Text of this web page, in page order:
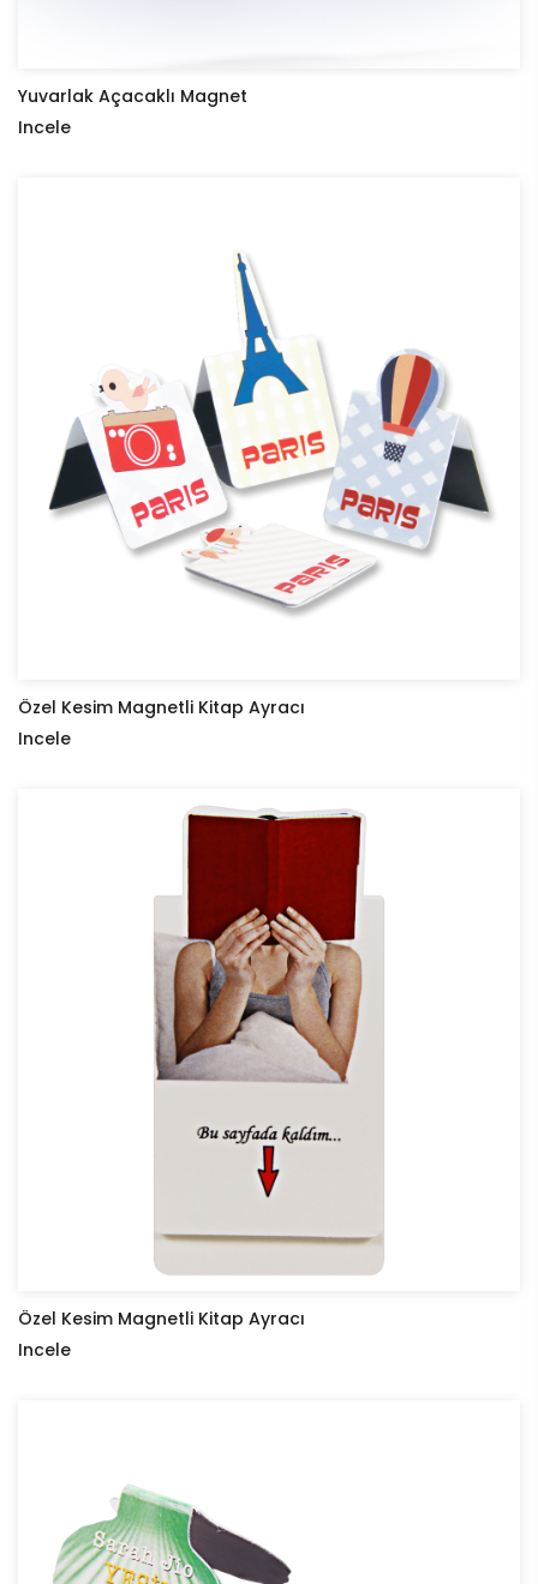
Yuvarlak Açacaklı Magnet
Incele
Özel Kesim Magnetli Kitap Ayracı
Incele
Özel Kesim Magnetli Kitap Ayracı
Incele